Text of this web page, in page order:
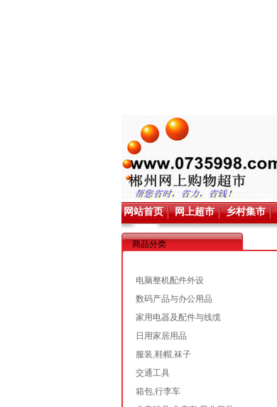
网站首页 网上超市 乡村集市
商品分类
电脑整机配件外设
数码产品与办公用品
家用电器及配件与线缆
日用家居用品
服装,鞋帽,袜子
交通工具
箱包,行李车